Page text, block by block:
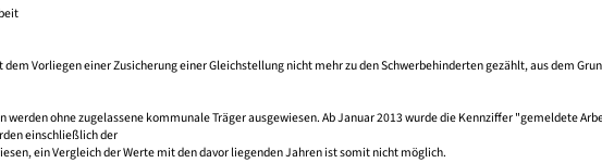
dem Vorliegen einer Zusicherung einer Gleichstellung nicht mehr zu den Schwerbehinderten gezählt, aus dem
werden ohne zugelassene kommunale Träger ausgewiesen. Ab Januar 2013 wurde die Kennziffer "gemeldete
einschließlich der
ein Vergleich der Werte mit den davor liegenden Jahren ist somit nicht möglich.